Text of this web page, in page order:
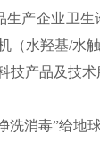
生产企业卫
（水羟基/水
技产品及技
消毒”给地